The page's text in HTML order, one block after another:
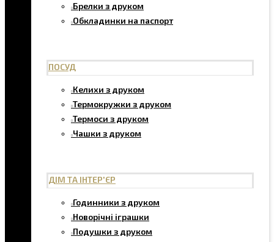
Брелки з друком
Обкладинки на паспорт
ПОСУД
Келихи з друком
Термокружки з друком
Термоси з друком
Чашки з друком
ДІМ ТА ІНТЕР'ЄР
Годинники з друком
Новорічні іграшки
Подушки з друком